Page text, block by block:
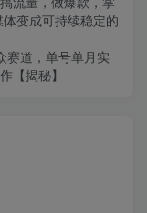
变成可持续稳定的
赛道，单号单月实
【揭秘】